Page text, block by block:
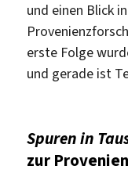
und einen Blick
erste Folge
und gerade ist
Spuren in
zur